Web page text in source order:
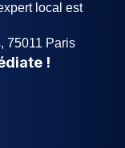
local est
75011 Paris
!